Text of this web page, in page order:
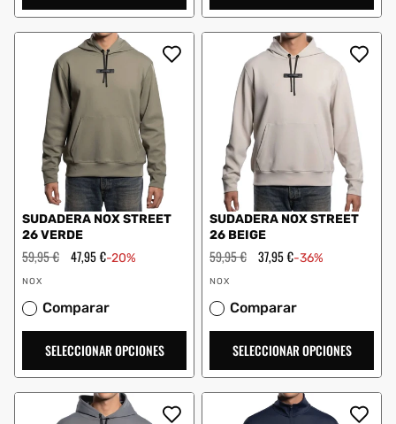
SUDADERA NOX STREET
26 VERDE
Precio
habitual
59,95 € Precio
de
47,95 €-20%
Proveedor:
NOX
Comparar
SELECCIONAR OPCIONES
SUDADERA NOX STREET
26 BEIGE
Precio
habitual
59,95 € Precio
de
37,95 €-36%
Proveedor:
NOX
Comparar
SELECCIONAR OPCIONES